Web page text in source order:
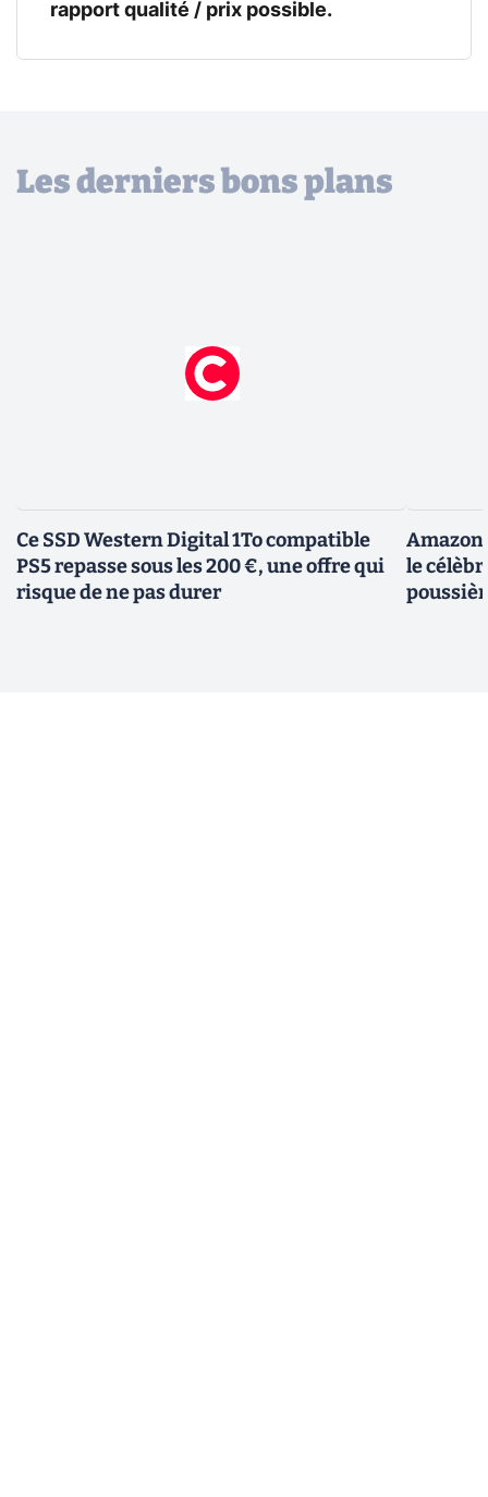
rapport qualité / prix possible.
Les derniers bons plans
Ce SSD Western Digital 1To compatible
PS5 repasse sous les 200 €, une offre qui
risque de ne pas durer
Amazon
le